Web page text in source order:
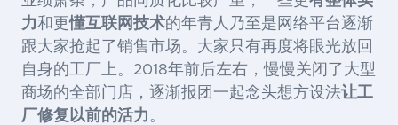
力和更懂互联网技术的年青人乃至是网络平台逐渐
跟大家抢起了销售市场。大家只有再度将眼光放回
自身的工厂上。2018年前后左右，慢慢关闭了大型
商场的全部门店，逐渐报团一起念头想方设法让工
厂修复以前的活力 。